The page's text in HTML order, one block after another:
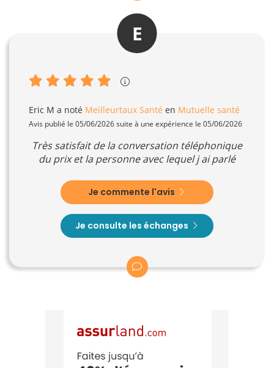
E
Eric M a noté Meilleurtaux Santé en Mutuelle santé
Avis publié le 05/06/2026 suite à une expérience le 05/06/2026
Très satisfait de la conversation téléphonique
du prix et la personne avec lequel j ai parlé
Je commente l'avis
Je consulte les échanges